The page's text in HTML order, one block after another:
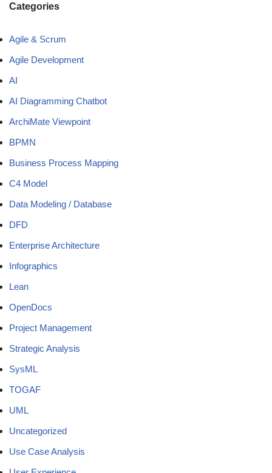
Categories
Agile & Scrum
Agile Development
AI
AI Diagramming Chatbot
ArchiMate Viewpoint
BPMN
Business Process Mapping
C4 Model
Data Modeling / Database
DFD
Enterprise Architecture
Infographics
Lean
OpenDocs
Project Management
Strategic Analysis
SysML
TOGAF
UML
Uncategorized
Use Case Analysis